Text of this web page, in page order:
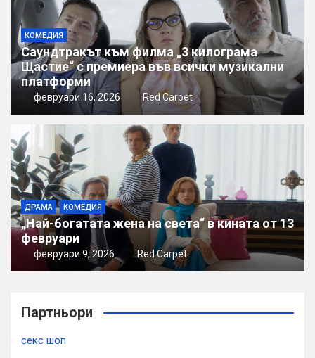
КОМЕДИЯ
Саундтракът към филма „3 килограма
Щастие“ с премиера във всички музикални
платформи
февруари 16, 2026 Red Carpet
ДРАМА КОМЕДИЯ
„Най-богатата жена на света“ в кината от 13
февруари
февруари 9, 2026 Red Carpet
Партньори
секс шоп